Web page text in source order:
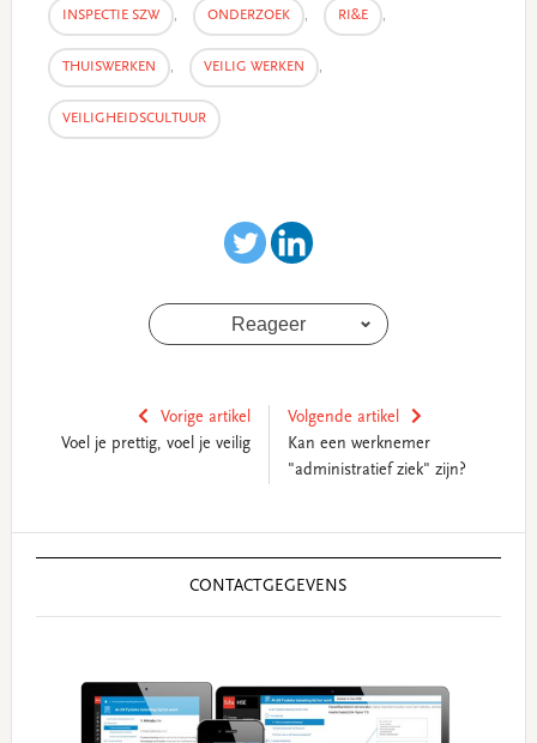
INSPECTIE SZW , ONDERZOEK , RI&E ,
THUISWERKEN , VEILIG WERKEN ,
VEILIGHEIDSCULTUUR
Reageer
Vorige artikel
Voel je prettig, voel je veilig
Volgende artikel
Kan een werknemer
"administratief ziek" zijn?
CONTACTGEGEVENS